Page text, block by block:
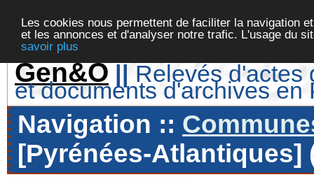
Les cookies nous permettent de faciliter la navigation
et les annonces et d'analyser notre trafic. L'usage du
savoir plus
Gen&O || Relevés d'actes
et documents d'archives en
Navigation ::
[Pyrénées-Atlantiques]